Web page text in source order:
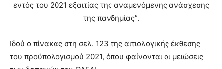
εντός του 2021 εξαιτίας της αναμενόμενης ανάσχεσης
της πανδημίας”.
Ιδού ο πίνακας στη σελ. 123 της αιτιολογικής έκθεσης
του προϋπολογισμού 2021, όπου φαίνονται οι μειώσεις